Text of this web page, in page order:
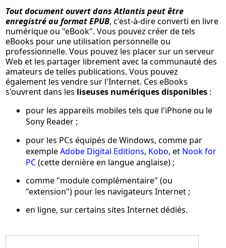
Tout document ouvert dans Atlantis peut être
enregistré au format EPUB, c'est-à-dire converti en livre
numérique ou "eBook". Vous pouvez créer de tels
eBooks pour une utilisation personnelle ou
professionnelle. Vous pouvez les placer sur un serveur
Web et les partager librement avec la communauté des
amateurs de telles publications. Vous pouvez
également les vendre sur l'Internet. Ces eBooks
s'ouvrent dans les liseuses numériques disponibles :
pour les appareils mobiles tels que l'iPhone ou le
Sony Reader ;
pour les PCs équipés de Windows, comme par
exempleAdobe Digital Editions, Kobo, et Nook for
PC(cette dernière en langue anglaise) ;
comme "module complémentaire" (ou
"extension") pour les navigateurs Internet ;
en ligne, sur certains sites Internet dédiés.